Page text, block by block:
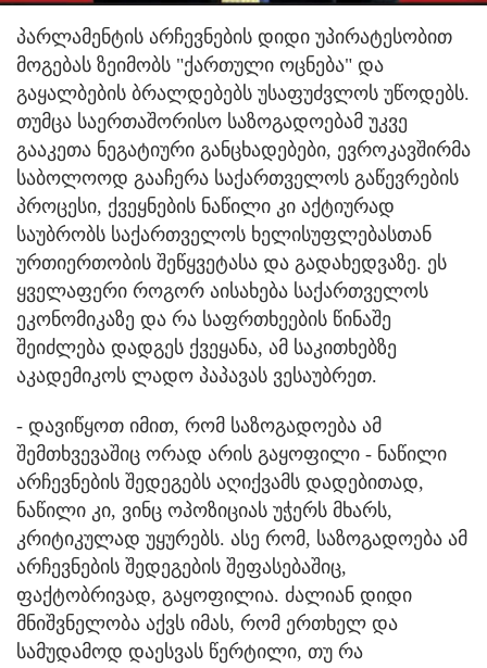
პარლამენტის არჩევნების დიდი უპირატესობით
მოგებას ზეიმობს "ქართული ოცნება" და
გაყალბების ბრალდებებს უსაფუძვლოს უწოდებს.
თუმცა საერთაშორისო საზოგადოებამ უკვე
გააკეთა ნეგატიური განცხადებები, ევროკავშირმა
საბოლოოდ გააჩერა საქართველოს გაწევრების
პროცესი, ქვეყნების ნაწილი კი აქტიურად
საუბრობს საქართველოს ხელისუფლებასთან
ურთიერთობის შეწყვეტასა და გადახედვაზე. ეს
ყველაფერი როგორ აისახება საქართველოს
ეკონომიკაზე და რა საფრთხეების წინაშე
შეიძლება დადგეს ქვეყანა, ამ საკითხებზე
აკადემიკოს ლადო პაპავას ვესაუბრეთ.
- დავიწყოთ იმით, რომ საზოგადოება ამ
შემთხვევაშიც ორად არის გაყოფილი - ნაწილი
არჩევნების შედეგებს აღიქვამს დადებითად,
ნაწილი კი, ვინც ოპოზიციას უჭერს მხარს,
კრიტიკულად უყურებს. ასე რომ, საზოგადოება ამ
არჩევნების შედეგების შეფასებაშიც,
ფაქტობრივად, გაყოფილია. ძალიან დიდი
მნიშვნელობა აქვს იმას, რომ ერთხელ და
სამუდამოდ დაესვას წერტილი, თუ რა